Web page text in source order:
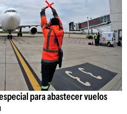
para abastecer vuelos